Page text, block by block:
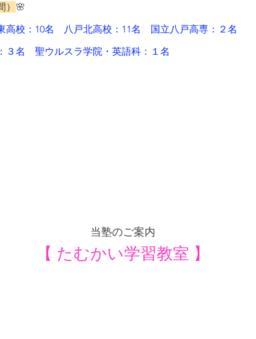
🌸
高校：10名　八戸北高校：11名　国立八戸高専：２名
３名 聖ウルスラ学院・英語科：１名
当塾のご案内
【 たむかい学習教室 】